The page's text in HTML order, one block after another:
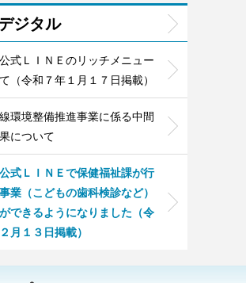
ジタル
式ＬＩＮＥのリッチメニュー
（令和７年１月１７日掲載）
環境整備推進事業に係る中間
について
式ＬＩＮＥで保健福祉課が行
業（こどもの歯科検診など）
できるようになりました（令
月１３日掲載）